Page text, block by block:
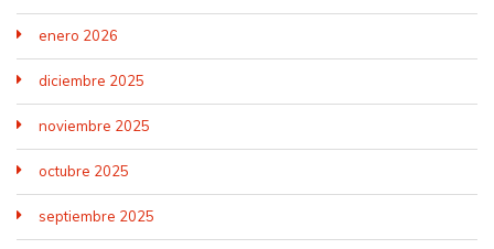
enero 2026
diciembre 2025
noviembre 2025
octubre 2025
septiembre 2025